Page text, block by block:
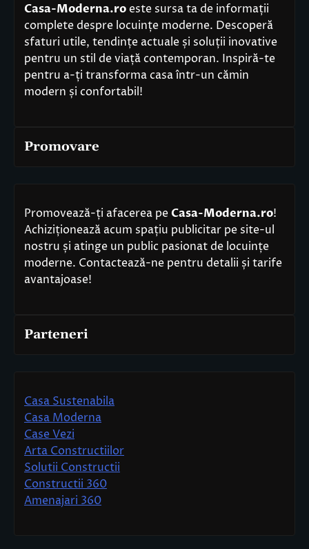
Casa-Moderna.roeste sursa ta de informații
complete despre locuințe moderne. Descoperă
sfaturi utile, tendințe actuale și soluții inovative
pentru un stil de viață contemporan. Inspiră-te
pentru a-ți transforma casa într-un cămin
modern și confortabil!
Promovare
Promovează-ți afacerea pe Casa-Moderna.ro!
Achiziționează acum spațiu publicitar pe site-ul
nostru și atinge un public pasionat de locuințe
moderne. Contactează-ne pentru detalii și tarife
avantajoase!
Parteneri
Casa Sustenabila
Casa Moderna
Case Vezi
Arta Constructiilor
Solutii Constructii
Constructii 360
Amenajari 360